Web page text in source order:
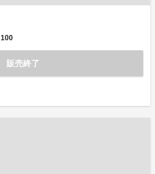
100
販売終了